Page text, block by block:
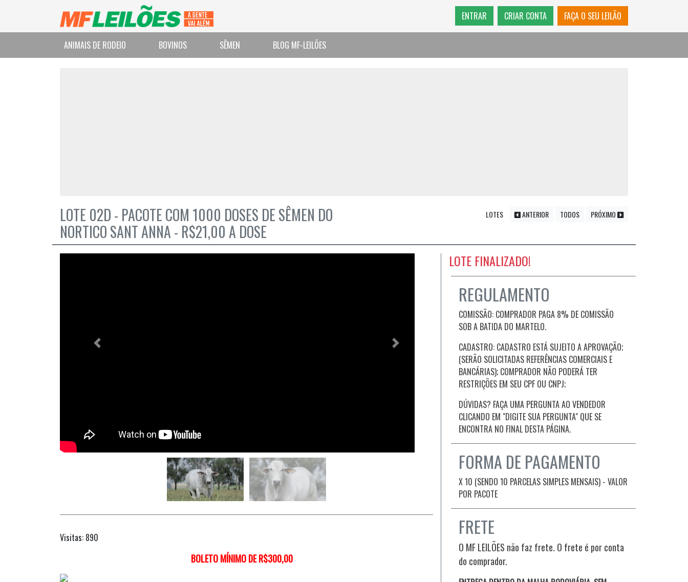
ENTRAR CRIAR CONTA FAÇA O SEU LEILÃO
ANIMAIS DE RODEIO BOVINOS SÊMEN BLOG MF-LEILÕES
LOTE 02D - PACOTE COM 1000 DOSES DE SÊMEN DO
NORTICO SANT ANNA - R$21,00 A DOSE
LOTES ANTERIOR TODOS PRÓXIMO
Previous Próximo
Visitas: 890
BOLETO MÍNIMO DE R$300,00
LOTE FINALIZADO!
REGULAMENTO
COMISSÃO: COMPRADOR PAGA 8% DE COMISSÃO
SOB A BATIDA DO MARTELO.
CADASTRO: CADASTRO ESTÁ SUJEITO A APROVAÇÃO;
(SERÃO SOLICITADAS REFERÊNCIAS COMERCIAIS E
BANCÁRIAS); COMPRADOR NÃO PODERÁ TER
RESTRIÇÕES EM SEU CPF OU CNPJ;
DÚVIDAS? FAÇA UMA PERGUNTA AO VENDEDOR
CLICANDO EM "DIGITE SUA PERGUNTA" QUE SE
ENCONTRA NO FINAL DESTA PÁGINA.
FORMA DE PAGAMENTO
X 10 (SENDO 10 PARCELAS SIMPLES MENSAIS) - VALOR
POR PACOTE
FRETE
O MF LEILÕES não faz frete. O frete é por conta
do comprador.